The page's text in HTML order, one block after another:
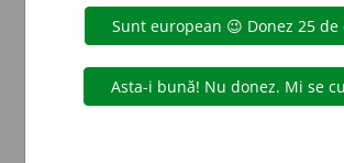
info
Aceste definiții sunt
echipa dexonline.
originale se află pe fila
Puteți reordona filele pe